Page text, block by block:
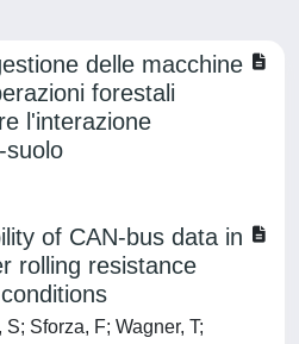
delle macchine
forestali
l'interazione
suolo
of CAN-bus data in
rolling resistance
Sforza, F; Wagner, T;